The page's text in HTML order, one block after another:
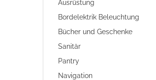
Ausrüstung
Bordelektrik Beleuchtung
Bücher und Geschenke
Sanitär
Pantry
Navigation